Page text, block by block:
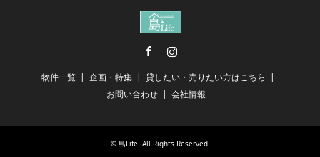
物件一覧 企画・特集
貸したい・売りたい方はこちら
お問い合わせ
会社情報
© 島Life. All Rights Reserved.